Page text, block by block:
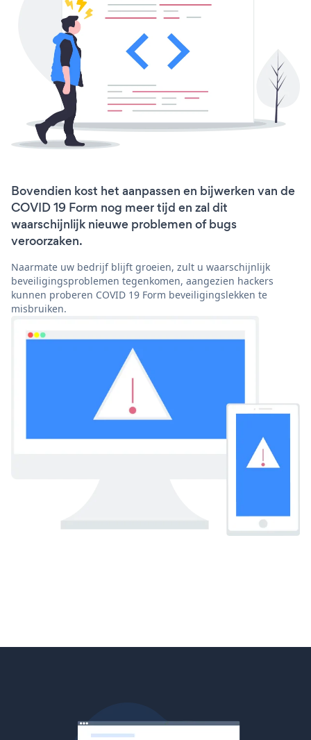
Bovendien kost het aanpassen en bijwerken van de
COVID 19 Form nog meer tijd en zal dit
waarschijnlijk nieuwe problemen of bugs
veroorzaken.
Naarmate uw bedrijf blijft groeien, zult u waarschijnlijk
beveiligingsproblemen tegenkomen, aangezien hackers
kunnen proberen COVID 19 Form beveiligingslekken te
misbruiken.